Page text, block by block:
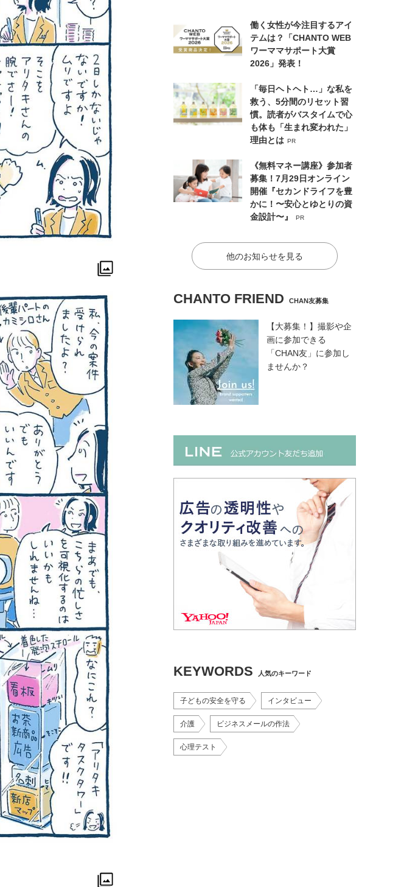
働く女性が今注目するアイ
テムは？「CHANTO WEB
ワーママサポート大賞
2026」発表！
「毎日ヘトヘト…」な私を
救う、5分間のリセット習
慣。読者がバスタイムで心
も体も「生まれ変われた」
理由とは PR
《無料マネー講座》参加者
募集！7月29日オンライン
開催『セカンドライフを豊
かに！〜安心とゆとりの資
金設計〜』
PR
他のお知らせを見る
CHANTO FRIEND CHAN友募集
【大募集！】撮影や企
画に参加できる
「CHAN友」に参加し
ませんか？
KEYWORDS 人気のキーワード
子どもの安全を守る インタビュー
介護 ビジネスメールの作法
心理テスト